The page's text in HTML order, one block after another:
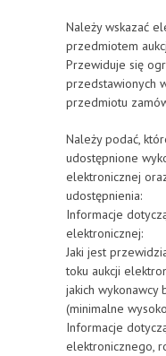
Należy wskazać
przedmiotem
Przewiduje się
przedstawionych
przedmiotu
Należy podać,
udostępnione
elektronicznej
udostępnienia:
Informacje
elektronicznej:
Jaki jest
toku aukcji
jakich wykonawcy
(minimalne
Informacje
elektronicznego,